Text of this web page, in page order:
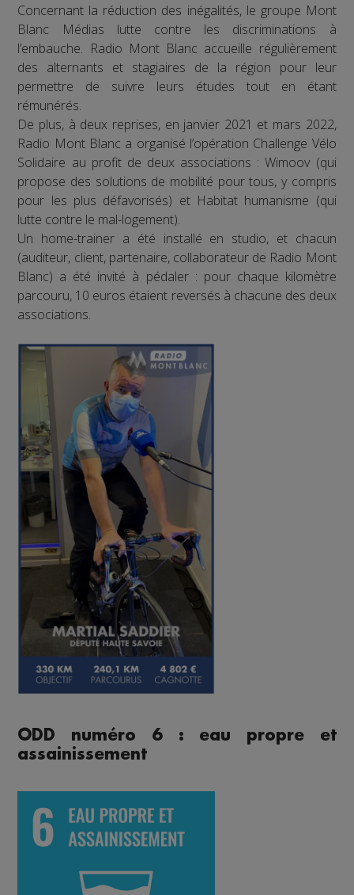
Concernant la réduction des inégalités, le groupe Mont
Blanc Médias lutte contre les discriminations à
l’embauche. Radio Mont Blanc accueille régulièrement
des alternants et stagiaires de la région pour leur
permettre de suivre leurs études tout en étant
rémunérés.
De plus, à deux reprises, en janvier 2021 et mars 2022,
Radio Mont Blanc a organisé l’opération Challenge Vélo
Solidaire au profit de deux associations : Wimoov (qui
propose des solutions de mobilité pour tous, y compris
pour les plus défavorisés) et Habitat humanisme (qui
lutte contre le mal-logement).
Un home-trainer a été installé en studio, et chacun
(auditeur, client, partenaire, collaborateur de Radio Mont
Blanc) a été invité à pédaler : pour chaque kilomètre
parcouru, 10 euros étaient reversés à chacune des deux
associations.
ODD numéro 6 : eau propre et
assainissement